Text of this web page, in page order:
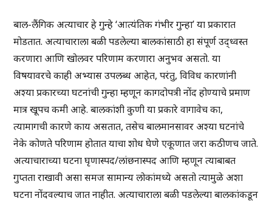
बाल-लैंगिक अत्याचार हे गुन्हे ‘आत्यंतिक गंभीर गुन्हा’ या प्रकारात
मोडतात. अत्याचाराला बळी पडलेल्या बालकांसाठी हा संपूर्ण उद्ध्वस्त
करणारा आणि खोलवर परिणाम करणारा अनुभव असतो. या
विषयावरचे काही अभ्यास उपलब्ध आहेत, परंतु, विविध कारणांनी
अश्या प्रकारच्या घटनांची गुन्हा म्हणून कागदोपत्री नोंद होण्याचे प्रमाण
मात्र खूपच कमी आहे. बालकांशी कुणी या प्रकारे वागावेच का,
त्यामागची कारणे काय असतात, तसेच बालमानसावर अश्या घटनांचे
नेके कोणते परिणाम होतात याचा शोध घेणे एकूणात जरा कठीणच जाते.
अत्याचाराच्या घटना घृणास्पद/लांछनास्पद आणि म्हणून त्याबाबत
गुप्तता राखावी असा समज सामान्य लोकांमध्ये असतो त्यामुळे अशा
घटना नोंदवल्याच जात नाहीत. अत्याचाराला बळी पडलेल्या बालकांकडून